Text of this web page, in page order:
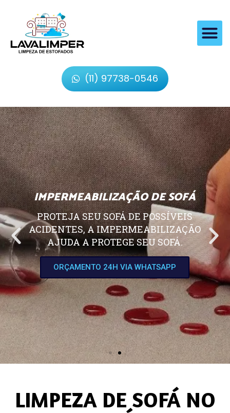
(11) 97738-0546
IMPERMEABILIZAÇÃO DE SOFÁ
PROTEJA SEU SOFÁ DE POSSÍVEIS
ACIDENTES, A IMPERMEABILIZAÇÃO
AJUDA A PROTEGE SEU SOFÁ.
ORÇAMENTO 24H VIA WHATSAPP
LIMPEZA DE SOFÁ NO